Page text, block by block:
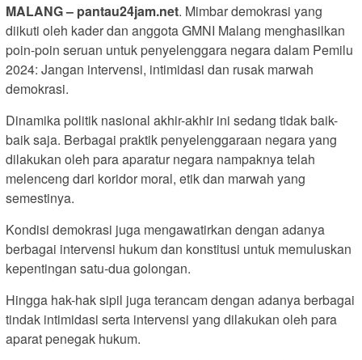
MALANG – pantau24jam.net. Mimbar demokrasi yang
diikuti oleh kader dan anggota GMNI Malang menghasilkan
poin-poin seruan untuk penyelenggara negara dalam Pemilu
2024: Jangan intervensi, intimidasi dan rusak marwah
demokrasi.
Dinamika politik nasional akhir-akhir ini sedang tidak baik-
baik saja. Berbagai praktik penyelenggaraan negara yang
dilakukan oleh para aparatur negara nampaknya telah
melenceng dari koridor moral, etik dan marwah yang
semestinya.
Kondisi demokrasi juga mengawatirkan dengan adanya
berbagai intervensi hukum dan konstitusi untuk memuluskan
kepentingan satu-dua golongan.
Hingga hak-hak sipil juga terancam dengan adanya berbagai
tindak intimidasi serta intervensi yang dilakukan oleh para
aparat penegak hukum.